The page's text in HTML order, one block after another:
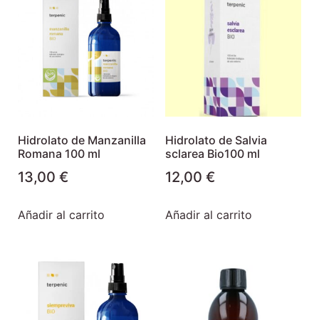
Hidrolato de Manzanilla
Romana 100 ml
13,00 €
Añadir al carrito
Hidrolato de Salvia
sclarea Bio100 ml
12,00 €
Añadir al carrito